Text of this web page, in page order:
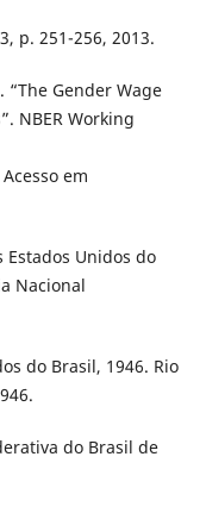
p. 251-256, 2013.
“The Gender Wage
NBER Working
Acesso em
Estados Unidos do
Nacional
do Brasil, 1946. Rio
do Brasil de